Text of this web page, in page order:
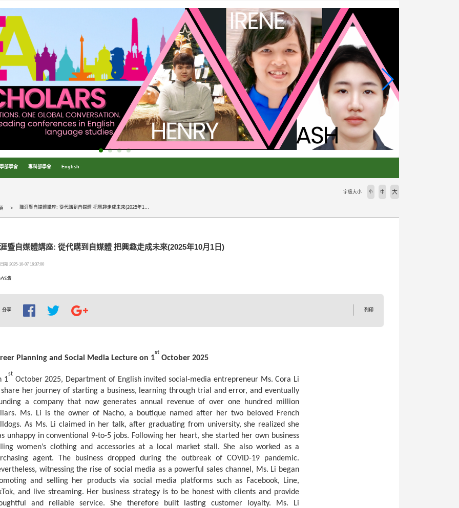
部學會 專科部學會 English
職涯暨自媒體講座: 從代購到自媒體 把興趣走成未來(2025年10月1日)
字級大小 小 中 大
暨自媒體講座: 從代購到自媒體 把興趣走成未來(2025年10月1日)
期 2025-10-07 16:37:00
內公告
分享 列印
Planning and Social Media Lecture on 1
st
October 2025
1
st
October 2025, Department of English invited social-media entrepreneur Ms. Cora Li
her journey of starting a business, learning through trial and error, and eventually
a company that now generates annual revenue of over one hundred million
Ms. Li is the owner of Nacho, a boutique named after her two beloved French
As Ms. Li claimed in her talk, after graduating from university, she realized she
unhappy in conventional 9-to-5 jobs. Following her heart, she started her own business
women’s clothing and accessories at a local market stall. She also worked as a
agent. The business dropped during the outbreak of COVID-19 pandemic.
witnessing the rise of social media as a powerful sales channel, Ms. Li began
and selling her products via social media platforms such as Facebook, Line,
and live streaming. Her business strategy is to be honest with clients and provide
and reliable service. She therefore built lasting customer loyalty. Ms. Li